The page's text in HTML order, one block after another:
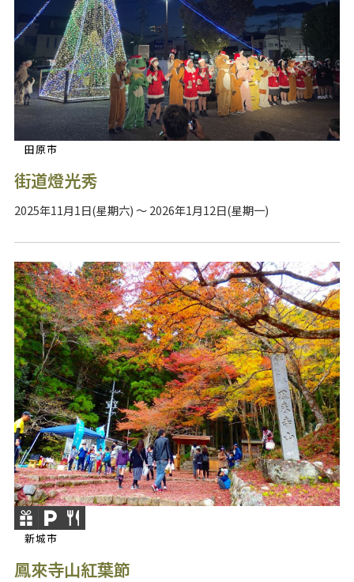
田原市
街道燈光秀
2025年11月1日(星期六) ～ 2026年1月12日(星期一)
新城市
鳳來寺山紅葉節